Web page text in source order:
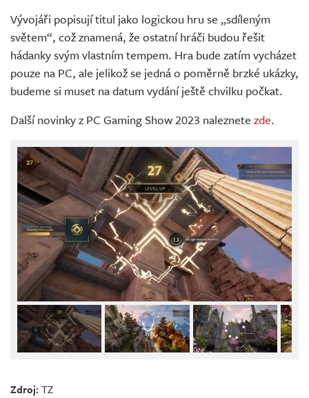
Vývojáři popisují titul jako logickou hru se „sdíleným
světem“, což znamená, že ostatní hráči budou řešit
hádanky svým vlastním tempem. Hra bude zatím vycházet
pouze na PC, ale jelikož se jedná o poměrně brzké ukázky,
budeme si muset na datum vydání ještě chvilku počkat.
Další novinky z PC Gaming Show 2023 naleznete zde.
Zdroj:TZ